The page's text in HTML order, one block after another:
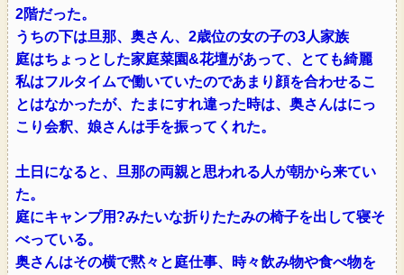
2階だった。
うちの下は旦那、奥さん、2歳位の女の子の3人家族
庭はちょっとした家庭菜園&花壇があって、とても綺麗
私はフルタイムで働いていたのであまり顔を合わせるこ
とはなかったが、たまにすれ違った時は、奥さんはにっ
こり会釈、娘さんは手を振ってくれた。
土日になると、旦那の両親と思われる人が朝から来てい
た。
庭にキャンプ用?みたいな折りたたみの椅子を出して寝そ
べっている。
奥さんはその横で黙々と庭仕事、時々飲み物や食べ物を